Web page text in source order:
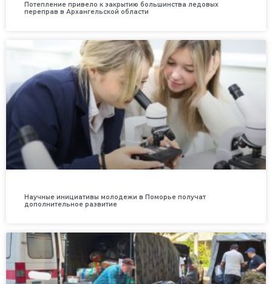
Потепление привело к закрытию большинства ледовых
переправ в Архангельской области
Научные инициативы молодежи в Поморье получат
дополнительное развитие